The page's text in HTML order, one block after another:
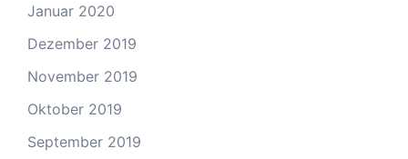
Januar 2020
Dezember 2019
November 2019
Oktober 2019
September 2019